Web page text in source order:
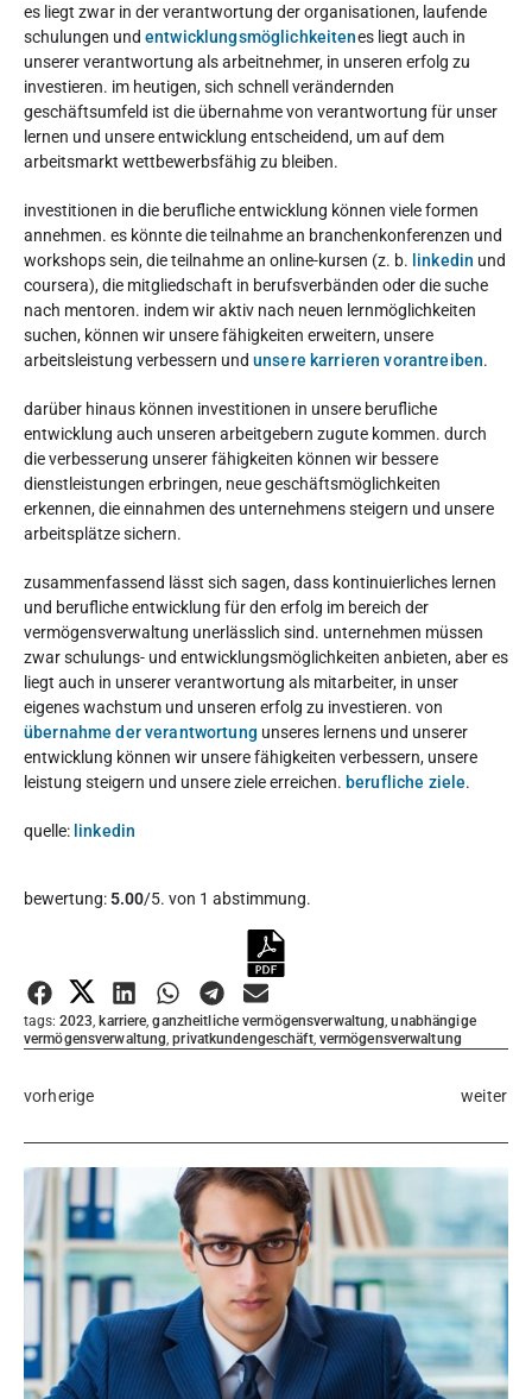
es liegt zwar in der verantwortung der organisationen, laufende
schulungen und entwicklungsmöglichkeitenes liegt auch in
unserer verantwortung als arbeitnehmer, in unseren erfolg zu
investieren. im heutigen, sich schnell verändernden
geschäftsumfeld ist die übernahme von verantwortung für unser
lernen und unsere entwicklung entscheidend, um auf dem
arbeitsmarkt wettbewerbsfähig zu bleiben.
investitionen in die berufliche entwicklung können viele formen
annehmen. es könnte die teilnahme an branchenkonferenzen und
workshops sein, die teilnahme an online-kursen (z. b. linkedin und
coursera), die mitgliedschaft in berufsverbänden oder die suche
nach mentoren. indem wir aktiv nach neuen lernmöglichkeiten
suchen, können wir unsere fähigkeiten erweitern, unsere
arbeitsleistung verbessern und unsere karrieren vorantreiben.
darüber hinaus können investitionen in unsere berufliche
entwicklung auch unseren arbeitgebern zugute kommen. durch
die verbesserung unserer fähigkeiten können wir bessere
dienstleistungen erbringen, neue geschäftsmöglichkeiten
erkennen, die einnahmen des unternehmens steigern und unsere
arbeitsplätze sichern.
zusammenfassend lässt sich sagen, dass kontinuierliches lernen
und berufliche entwicklung für den erfolg im bereich der
vermögensverwaltung unerlässlich sind. unternehmen müssen
zwar schulungs- und entwicklungsmöglichkeiten anbieten, aber es
liegt auch in unserer verantwortung als mitarbeiter, in unser
eigenes wachstum und unseren erfolg zu investieren. von
übernahme der verantwortung unseres lernens und unserer
entwicklung können wir unsere fähigkeiten verbessern, unsere
leistung steigern und unsere ziele erreichen. berufliche ziele.
quelle: linkedin
Bewertung abgeben
bewertung: 5.00/5. von 1 abstimmung.
tags: 2023, karriere,ganzheitliche vermögensverwaltung,unabhängige
vermögensverwaltung,privatkundengeschäft, vermögensverwaltung
vorherige weiter